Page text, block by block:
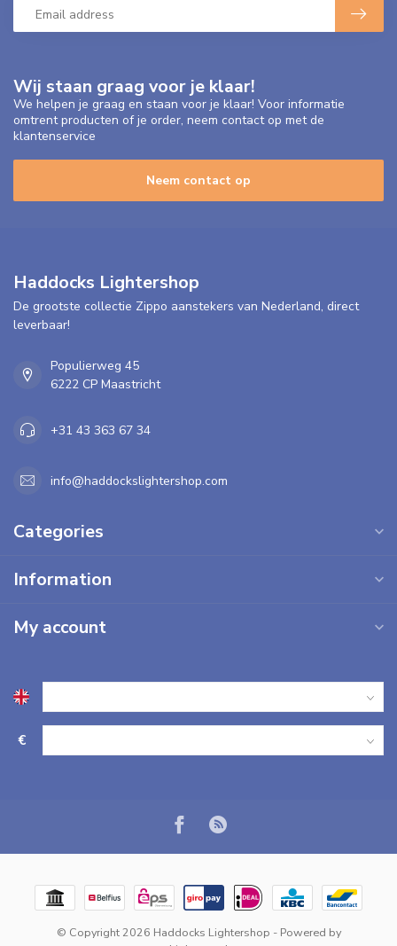
Wij staan graag voor je klaar!
We helpen je graag en staan voor je klaar! Voor informatie
omtrent producten of je order, neem contact op met de
klantenservice
Neem contact op
Haddocks Lightershop
De grootste collectie Zippo aanstekers van Nederland, direct
leverbaar!
Populierweg 45
6222 CP Maastricht
+31 43 363 67 34
info@haddockslightershop.com
Categories
Information
My account
€
© Copyright 2026 Haddocks Lightershop - Powered by